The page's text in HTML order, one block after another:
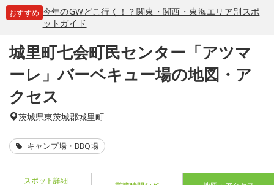
おすすめ 今年のGWどこ行く！？関東・関西・東海エリア別スポ
ットガイド
城里町七会町民センター「アツマ
ーレ」バーベキュー場の地図・ア
クセス
茨城県東茨城郡城里町
キャンプ場・BBQ場
スポット詳細